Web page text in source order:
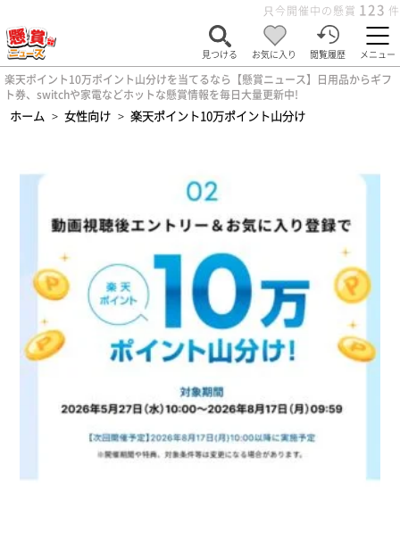
只今開催中の懸賞 123 件
見つける お気に入り 閲覧履歴 メニュー
楽天ポイント10万ポイント山分けを当てるなら【懸賞ニュース】日用品からギフ
ト券、switchや家電などホットな懸賞情報を毎日大量更新中!
ホーム > 女性向け > 楽天ポイント10万ポイント山分け